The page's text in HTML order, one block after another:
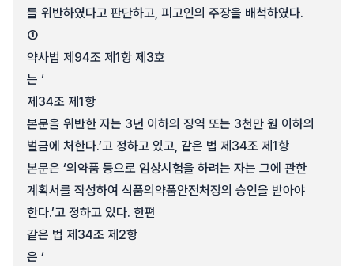
를 위반하였다고 판단하고, 피고인의 주장을 배척하였다.
①
약사법 제94조 제1항 제3호
는 ‘
제34조 제1항
본문을 위반한 자는 3년 이하의 징역 또는 3천만 원 이하의
벌금에 처한다.’고 정하고 있고, 같은 법 제34조 제1항
본문은 ‘의약품 등으로 임상시험을 하려는 자는 그에 관한
계획서를 작성하여 식품의약품안전처장의 승인을 받아야
한다.’고 정하고 있다. 한편
같은 법 제34조 제2항
은 ‘